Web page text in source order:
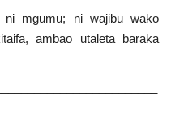
ni mgumu; ni wajibu wako
ambao utaleta baraka